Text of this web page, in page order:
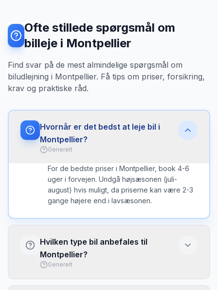
Ofte stillede spørgsmål om
billeje i Montpellier
Find svar på de mest almindelige spørgsmål om
biludlejning i Montpellier. Få tips om priser, forsikring,
krav og praktiske råd.
Hvornår er det bedst at leje bil i
Montpellier?
Generelt
For de bedste priser i Montpellier, book 4-6
uger i forvejen. Undgå højsæsonen (juli-
august) hvis muligt, da priserne kan være 2-3
gange højere end i lavsæsonen.
Hvilken type bil anbefales til
Montpellier?
Generelt